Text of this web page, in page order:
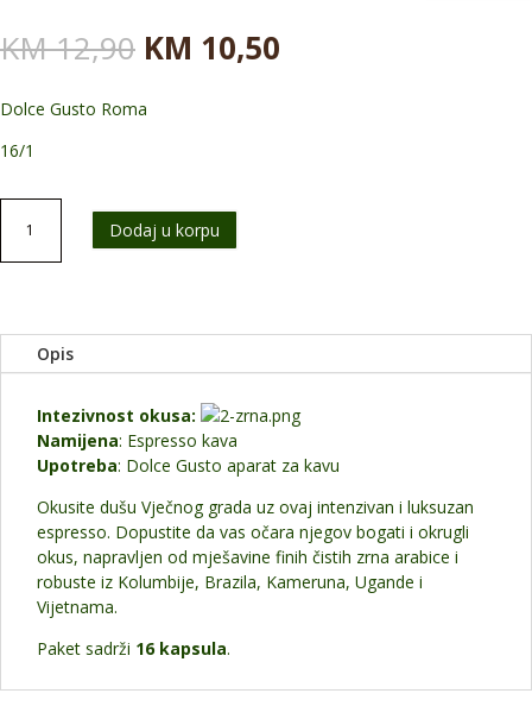
KM12,90 Originalna
cena
je
bila:
KM 10,50
Dolce Gusto Roma
16/1
Dolce
Gusto
Dodaj u korpu
Opis
Intezivnost okusa:
Namijena: Espresso kava
Upotreba: Dolce Gusto aparat za kavu
Okusite dušu Vječnog grada uz ovaj intenzivan i luksuzan
espresso. Dopustite da vas očara njegov bogati i okrugli
okus, napravljen od mješavine finih čistih zrna arabice i
robuste iz Kolumbije, Brazila, Kameruna, Ugande i
Vijetnama.
Paket sadrži 16 kapsula.